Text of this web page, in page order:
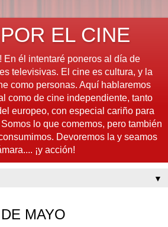
EL CINE
En él intentaré poneros al día de
televisivas. El cine es cultura, y la
como personas. Aquí hablaremos
como de cine independiente, tanto
europeo, con especial cariño para
lo que comemos, pero también
Devoremos la y seamos
¡y acción!
▼
MAYO